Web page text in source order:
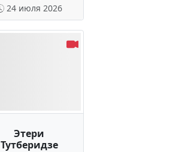
24 июля 2026
Этери
Тутберидзе